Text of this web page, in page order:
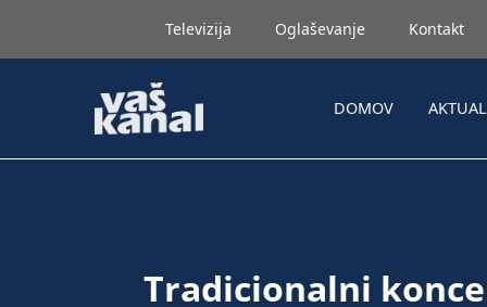
Televizija Oglaševanje Kontakt
DOMOV
Tradicionalni